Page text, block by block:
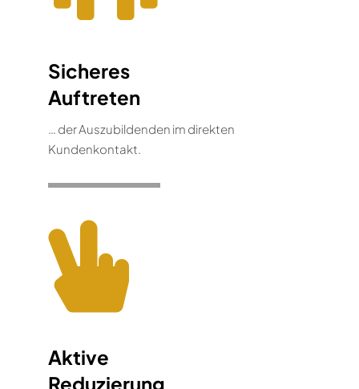
Sicheres
Auftreten
… der Auszubildenden im direkten
Kundenkontakt.
Aktive
Reduzierung